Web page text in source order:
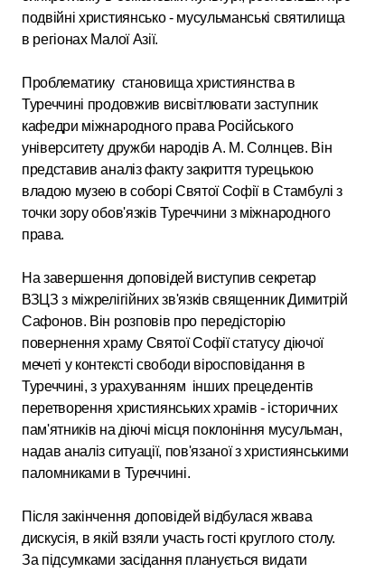
подвійні християнсько - мусульманські святилища
в регіонах Малої Азії.
Проблематику становища християнства в
Туреччині продовжив висвітлювати заступник
кафедри міжнародного права Російського
університету дружби народів А. М. Солнцев. Він
представив аналіз факту закриття турецькою
владою музею в соборі Святої Софії в Стамбулі з
точки зору обов'язків Туреччини з міжнародного
права.
На завершення доповідей виступив секретар
ВЗЦЗ з міжрелігійних зв'язків священник Димитрій
Сафонов. Він розповів про передісторію
повернення храму Святої Софії статусу діючої
мечеті у контексті свободи віросповідання в
Туреччині, з урахуванням інших прецедентів
перетворення християнських храмів - історичних
пам'ятників на діючі місця поклоніння мусульман,
надав аналіз ситуації, пов'язаної з християнськими
паломниками в Туреччині.
Після закінчення доповідей відбулася жвава
дискусія, в якій взяли участь гості круглого столу.
За підсумками засідання планується видати